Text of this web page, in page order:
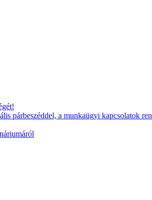
párbeszéddel, a munkaügyi kapcsolatok